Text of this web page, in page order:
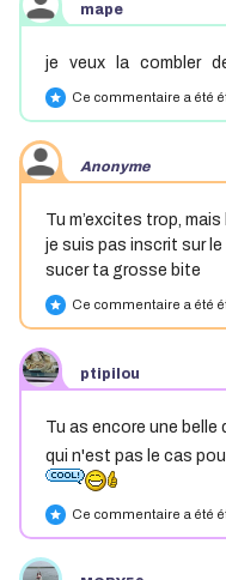
mape
je veux la combler
star Ce commentaire a été
Anonyme
Tu m’excites trop,
je suis pas inscrit sur
sucer ta grosse bite
star Ce commentaire a été
ptipilou
Tu as encore une belle
qui n'est pas le cas
star Ce commentaire a été